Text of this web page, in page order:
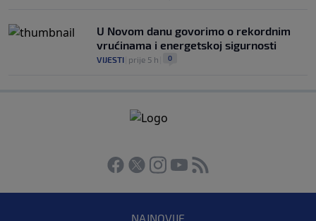
U Novom danu govorimo o rekordnim
vrućinama i energetskoj sigurnosti
VIJESTI prije 5 h 0
NAJNOVIJE